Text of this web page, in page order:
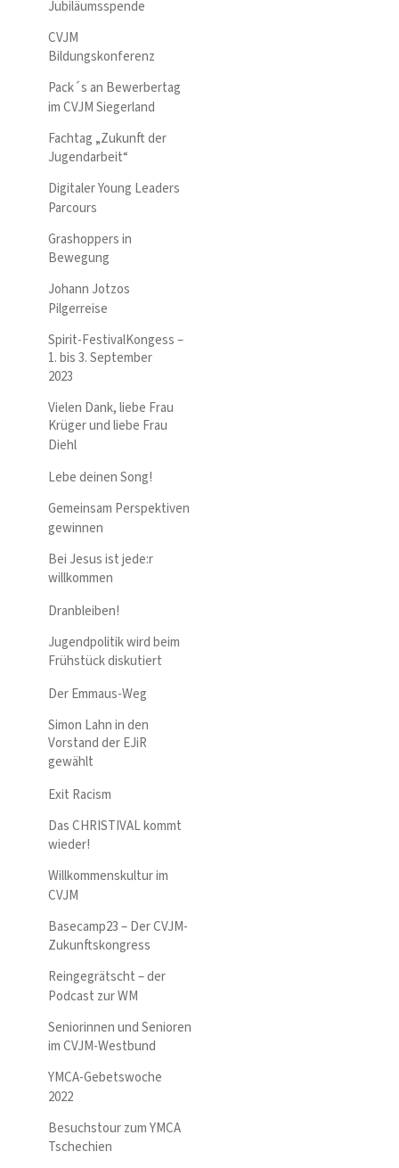
Jubiläumsspende
CVJM
Bildungskonferenz
Pack´s an Bewerbertag
im CVJM Siegerland
Fachtag „Zukunft der
Jugendarbeit“
Digitaler Young Leaders
Parcours
Grashoppers in
Bewegung
Johann Jotzos
Pilgerreise
Spirit-FestivalKongess –
1. bis 3. September
2023
Vielen Dank, liebe Frau
Krüger und liebe Frau
Diehl
Lebe deinen Song!
Gemeinsam Perspektiven
gewinnen
Bei Jesus ist jede:r
willkommen
Dranbleiben!
Jugendpolitik wird beim
Frühstück diskutiert
Der Emmaus-Weg
Simon Lahn in den
Vorstand der EJiR
gewählt
Exit Racism
Das CHRISTIVAL kommt
wieder!
Willkommenskultur im
CVJM
Basecamp23 – Der CVJM-
Zukunftskongress
Reingegrätscht – der
Podcast zur WM
Seniorinnen und Senioren
im CVJM-Westbund
YMCA-Gebetswoche
2022
Besuchstour zum YMCA
Tschechien